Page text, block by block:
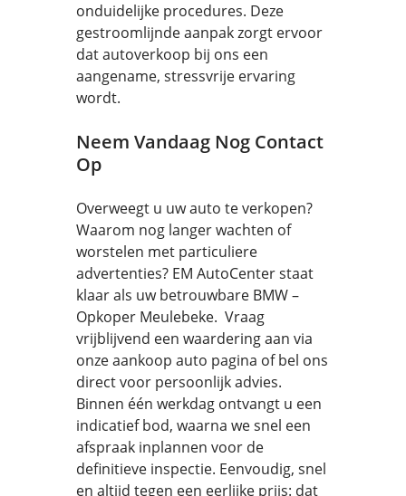
onduidelijke procedures. Deze
gestroomlijnde aanpak zorgt ervoor
dat autoverkoop bij ons een
aangename, stressvrije ervaring
wordt.
Neem Vandaag Nog Contact
Op
Overweegt u uw auto te verkopen?
Waarom nog langer wachten of
worstelen met particuliere
advertenties? EM AutoCenter staat
klaar als uw betrouwbare BMW –
Opkoper Meulebeke. Vraag
vrijblijvend een waardering aan via
onze aankoop auto pagina of bel ons
direct voor persoonlijk advies.
Binnen één werkdag ontvangt u een
indicatief bod, waarna we snel een
afspraak inplannen voor de
definitieve inspectie. Eenvoudig, snel
en altijd tegen een eerlijke prijs: dat